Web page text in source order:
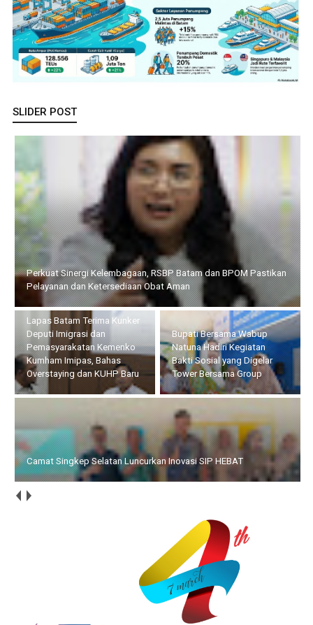
SLIDER POST
Perkuat Sinergi Kelembagaan, RSBP Batam dan BPOM Pastikan
Pelayanan dan Ketersediaan Obat Aman
Lapas Batam Terima Kunker
Deputi Imigrasi dan
Pemasyarakatan Kemenko
Kumham Imipas, Bahas
Overstaying dan KUHP Baru
Bupati Bersama Wabup
Natuna Hadiri Kegiatan
Bakti Sosial yang Digelar
Tower Bersama Group
Camat Singkep Selatan Luncurkan Inovasi SIP HEBAT